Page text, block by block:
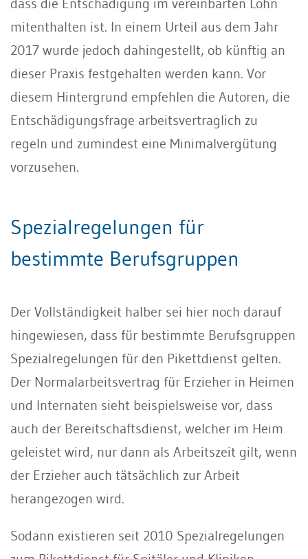
dass die Entschädigung im vereinbarten Lohn
mitenthalten ist. In einem Urteil aus dem Jahr
2017 wurde jedoch dahingestellt, ob künftig an
dieser Praxis festgehalten werden kann. Vor
diesem Hintergrund empfehlen die Autoren, die
Entschädigungsfrage arbeitsvertraglich zu
regeln und zumindest eine Minimalvergütung
vorzusehen.
Spezialregelungen für
bestimmte Berufsgruppen
Der Vollständigkeit halber sei hier noch darauf
hingewiesen, dass für bestimmte Berufsgruppen
Spezialregelungen für den Pikettdienst gelten.
Der Normalarbeitsvertrag für Erzieher in Heimen
und Internaten sieht beispielsweise vor, dass
auch der Bereitschaftsdienst, welcher im Heim
geleistet wird, nur dann als Arbeitszeit gilt, wenn
der Erzieher auch tätsächlich zur Arbeit
herangezogen wird.
Sodann existieren seit 2010 Spezialregelungen